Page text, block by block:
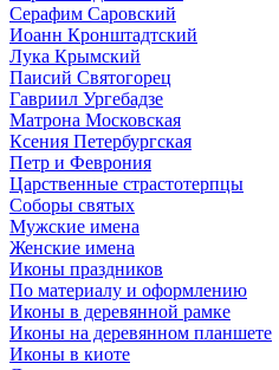
Серафим Саровский
Иоанн Кронштадтский
Лука Крымский
Паисий Святогорец
Гавриил Ургебадзе
Матрона Московская
Ксения Петербургская
Петр и Феврония
Царственные страстотерпцы
Соборы святых
Мужские имена
Женские имена
Иконы праздников
По материалу и оформлению
Иконы в деревянной рамке
Иконы на деревянном планшете
Иконы в киоте